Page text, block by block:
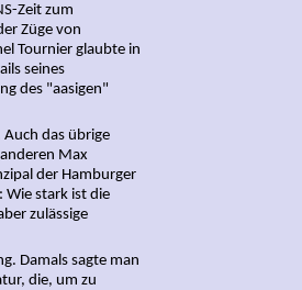
Zeit zum
Züge von
Tournier glaubte in
seines
des "aasigen"
das übrige
Max
der Hamburger
Wie stark ist die
zulässige
Damals sagte man
die, um zu